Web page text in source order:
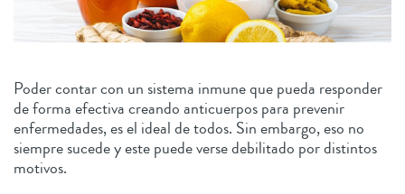
Poder contar con un sistema inmune que pueda responder
de forma efectiva creando anticuerpos para prevenir
enfermedades, es el ideal de todos. Sin embargo, eso no
siempre sucede y este puede verse debilitado por distintos
motivos.